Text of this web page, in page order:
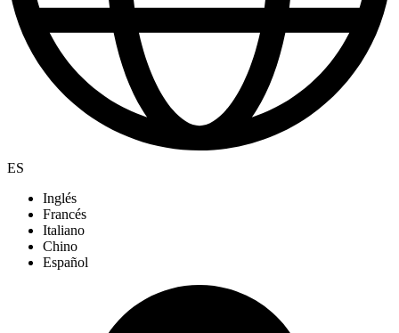
ES
Inglés
Francés
Italiano
Chino
Español